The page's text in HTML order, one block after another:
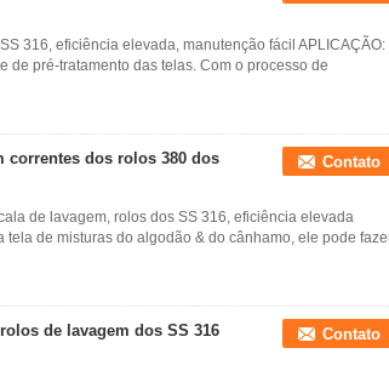
316, eficiência elevada, manutenção fácil APLICAÇÃO:
de pré-tratamento das telas. Com o processo de
correntes dos rolos 380 dos
Contato
de lavagem, rolos dos SS 316, eficiência elevada
tela de misturas do algodão & do cânhamo, ele pode
de lavagem dos SS 316
Contato